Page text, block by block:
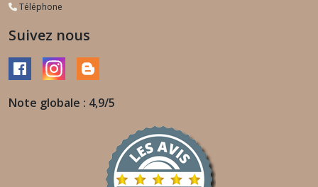
Téléphone
Suivez nous
Note globale : 4,9/5